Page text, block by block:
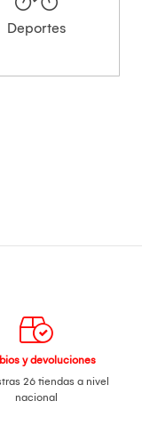
Deportes
y devoluciones
26 tiendas a nivel
nacional